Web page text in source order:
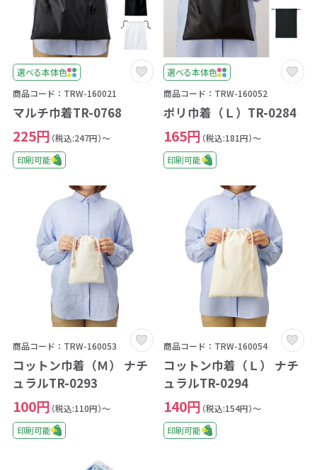
選べる本体色
商品コード：TRW-160021
マルチ巾着TR-0768
225円 （税込:247円）～
印刷可能
選べる本体色
商品コード：TRW-160052
ポリ巾着（Ｌ）TR-0284
165円 （税込:181円）～
印刷可能
商品コード：TRW-160053
コットン巾着（Ｍ） ナチ
ュラルTR-0293
100円 （税込:110円）～
印刷可能
商品コード：TRW-160054
コットン巾着（Ｌ） ナチ
ュラルTR-0294
140円 （税込:154円）～
印刷可能